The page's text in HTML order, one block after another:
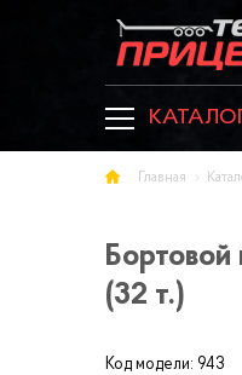
Главная
(32 т.)
Код модели: 943